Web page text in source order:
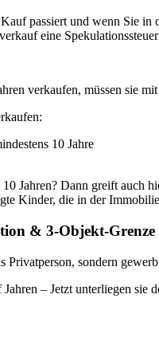
passiert und wenn Sie
eine
verkaufen, müssen sie
10 Jahre
Jahren? Dann greift auch
Kinder, die in der
& 3-Objekt-Grenze
Privatperson, sondern
– Jetzt unterliegen sie